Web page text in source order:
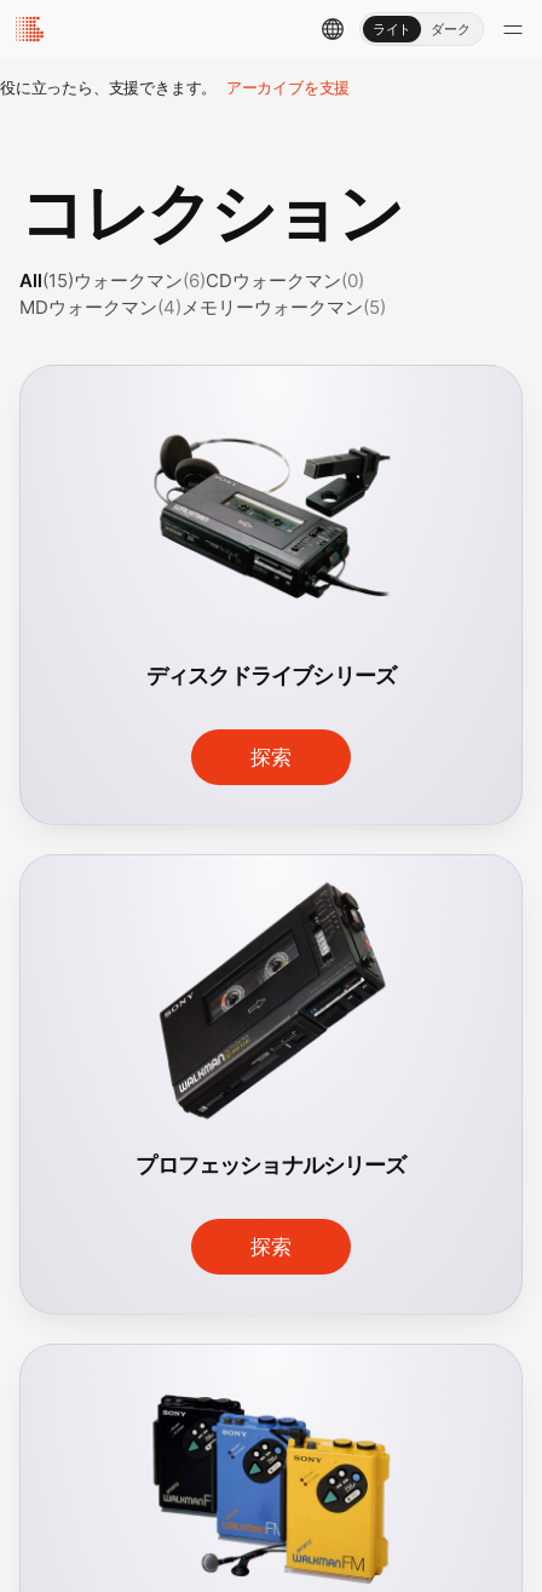
ライト ダーク
役に立ったら、支援できます。 アーカイブを支援
コレクション
All(15)ウォークマン(6)CDウォークマン(0)
MDウォークマン(4)メモリーウォークマン(5)
ディスクドライブシリーズ
探索
プロフェッショナルシリーズ
探索